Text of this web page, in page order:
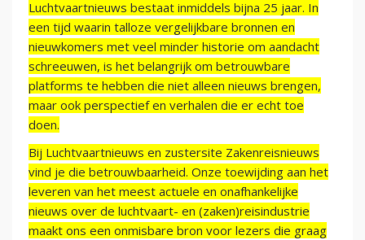
Luchtvaartnieuws bestaat inmiddels bijna 25 jaar. In
een tijd waarin talloze vergelijkbare bronnen en
nieuwkomers met veel minder historie om aandacht
schreeuwen, is het belangrijk om betrouwbare
platforms te hebben die niet alleen nieuws brengen,
maar ook perspectief en verhalen die er echt toe
doen.
Bij Luchtvaartnieuws en zustersite Zakenreisnieuws
vind je die betrouwbaarheid. Onze toewijding aan het
leveren van het meest actuele en onafhankelijke
nieuws over de luchtvaart- en (zaken)reisindustrie
maakt ons een onmisbare bron voor lezers die graag